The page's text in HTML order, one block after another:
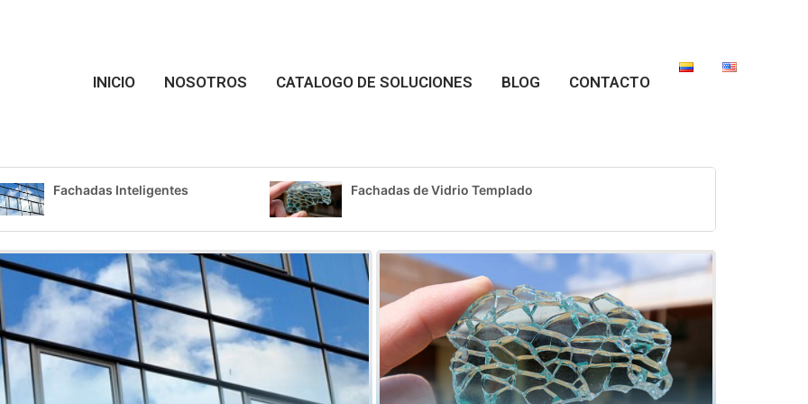
INICIO NOSOTROS CATALOGO DE SOLUCIONES BLOG CONTACTO
Fachadas Inteligentes Fachadas de Vidrio Templado